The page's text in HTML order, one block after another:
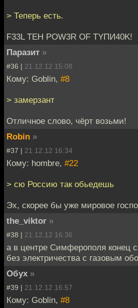
> Теперь есть.
F33L TEH POW3R OF TYПИ40K!
Паразит »
#36 | 21.12.12 15:08
Кому: Goblin, #8
> замерзант
Отличное слово, чёрт возьми!
Robin »
#37 | 21.12.12 16:34
Кому: hombre, #22
> сю Россию так обьедешь
Эх, скорее бы уже мировое
the_viktor »
#38 | 21.12.12 16:36
а в центре Симферополя конец
без электричества с газовым
Обух »
#39 | 21.12.12 16:57
Кому: Goblin, #8